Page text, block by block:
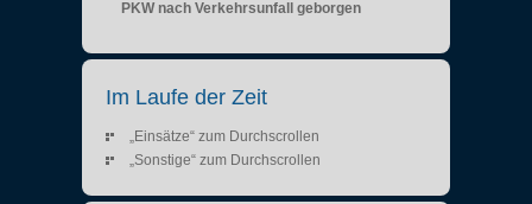
PKW nach Verkehrsunfall geborgen
Im Laufe der Zeit
„Einsätze“ zum Durchscrollen
„Sonstige“ zum Durchscrollen